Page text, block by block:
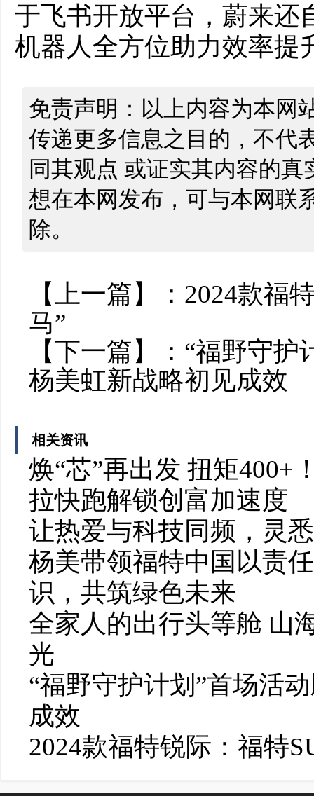
于飞书开放平台，蔚来还
机器人全方位助力效率提
免责声明：以上内容为本网
传递更多信息之目的，不代
同其观点 或证实其内容的
想在本网发布，可与本网联
除。
【上一篇】： 2024款福
马”
【下一篇】： “福野守护
杨美虹新战略初见成效
相关资讯
焕“芯”再出发 扭矩400+
拉快跑解锁创富加速度
让热爱与科技同频，灵
杨美带领福特中国以责
识，共筑绿色未来
全家人的出行头等舱 山
光
“福野守护计划”首场活
成效
2024款福特锐际：福特